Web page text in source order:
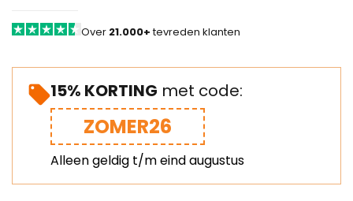
Over 21.000+tevreden klanten
15% KORTING met code:
ZOMER26
Alleen geldig t/m eind augustus